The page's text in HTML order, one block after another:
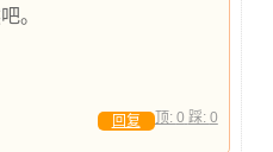
。
顶: 0 踩: 0
回复